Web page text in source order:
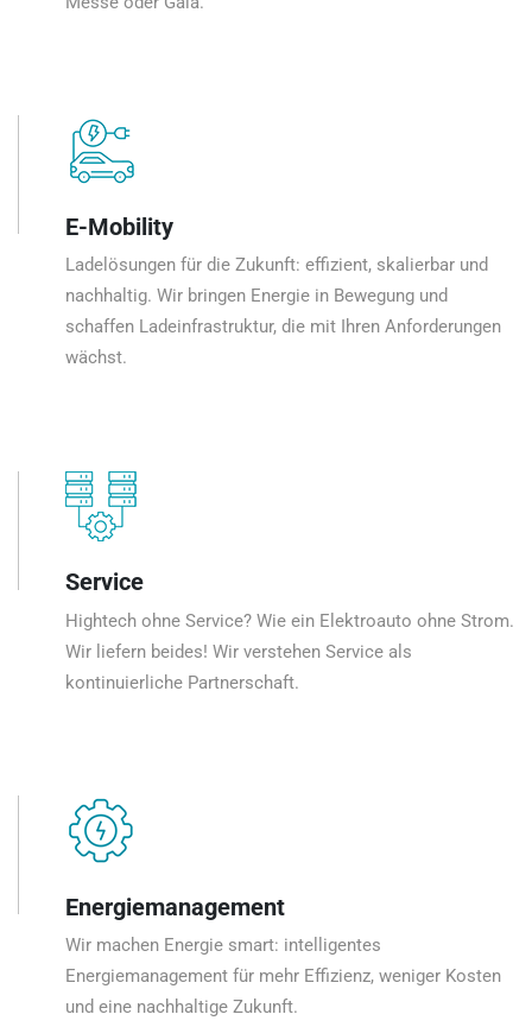
E-Mobility
Ladelösungen für die Zukunft: effizient, skalierbar und
nachhaltig. Wir bringen Energie in Bewegung und
schaffen Ladeinfrastruktur, die mit Ihren Anforderungen
wächst.
Service
Hightech ohne Service? Wie ein Elektroauto ohne Strom.
Wir liefern beides! Wir verstehen Service als
kontinuierliche Partnerschaft.
Energiemanagement
Wir machen Energie smart: intelligentes
Energiemanagement für mehr Effizienz, weniger Kosten
und eine nachhaltige Zukunft.